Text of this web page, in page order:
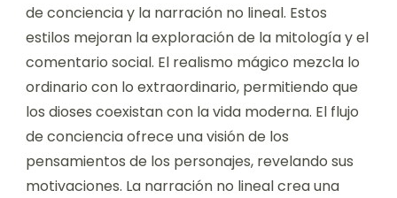
de conciencia y la narración no lineal. Estos
estilos mejoran la exploración de la mitología y el
comentario social. El realismo mágico mezcla lo
ordinario con lo extraordinario, permitiendo que
los dioses coexistan con la vida moderna. El flujo
de conciencia ofrece una visión de los
pensamientos de los personajes, revelando sus
motivaciones. La narración no lineal crea una